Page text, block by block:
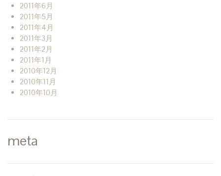
2011年6月
2011年5月
2011年4月
2011年3月
2011年2月
2011年1月
2010年12月
2010年11月
2010年10月
meta